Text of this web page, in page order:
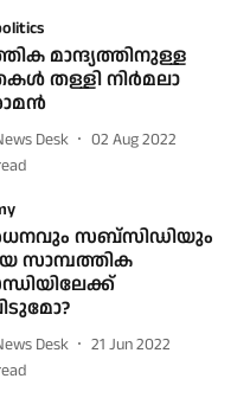
മാന്ദ്യത്തിനുള്ള
തള്ളി നിര്‍മലാ
Desk
02 Aug 2022
സബ്‌സിഡിയും
സാമ്പത്തിക
Desk
21 Jun 2022